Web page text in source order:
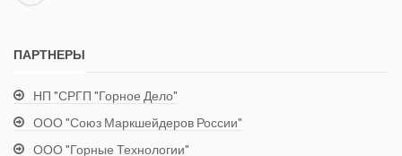
ПАРТНЕРЫ
НП "СРГП "Горное Дело"
ООО "Союз Маркшейдеров России"
ООО "Горные Технологии"